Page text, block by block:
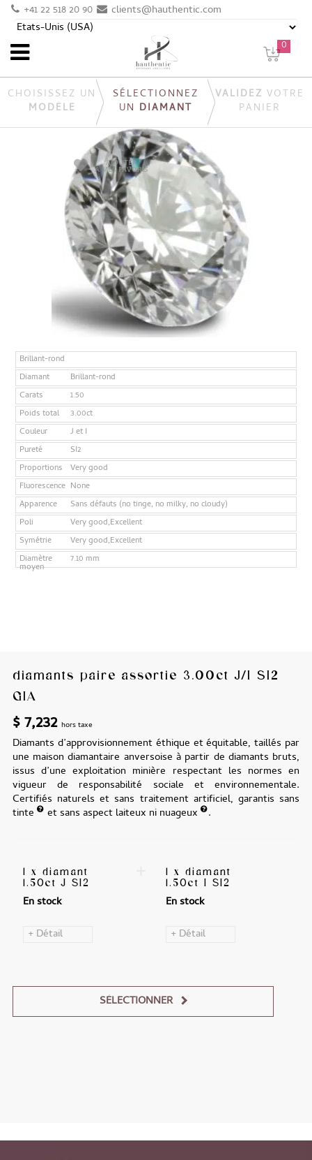
+41 22 518 20 90 clients@hauthentic.com
0
CHOISISSEZ UN
MODÈLE
SÉLECTIONNEZ
UN DIAMANT
VALIDEZ VOTRE
PANIER
AJOUTER
À MES FAVORIS
Brillant-rond
Diamant
Brillant-rond
Carats
1.50
Poids total
3.00ct
Couleur
J et I
Pureté
SI2
Proportions
Very good
Fluorescence None
Apparence
Sans défauts (no tinge, no milky, no cloudy)
Poli
Very good,Excellent
Symétrie
Very good,Excellent
Diamètre
moyen
7.10 mm
diamants paire assortie 3.00ct J/I SI2
GIA
$7,232 hors taxe
Diamants d’approvisionnement éthique et équitable, taillés par
une maison diamantaire anversoise à partir de diamants bruts,
issus d’une exploitation minière respectant les normes en
vigueur de responsabilité sociale et environnementale.
Certifiés naturels et sans traitement artificiel, garantis sans
tinte
et sans aspect laiteux ni nuageux .
1 x diamant
1.50ct J SI2
En stock
+ Détail
1 x diamant
1.50ct I SI2
En stock
+ Détail
SÉLECTIONNER